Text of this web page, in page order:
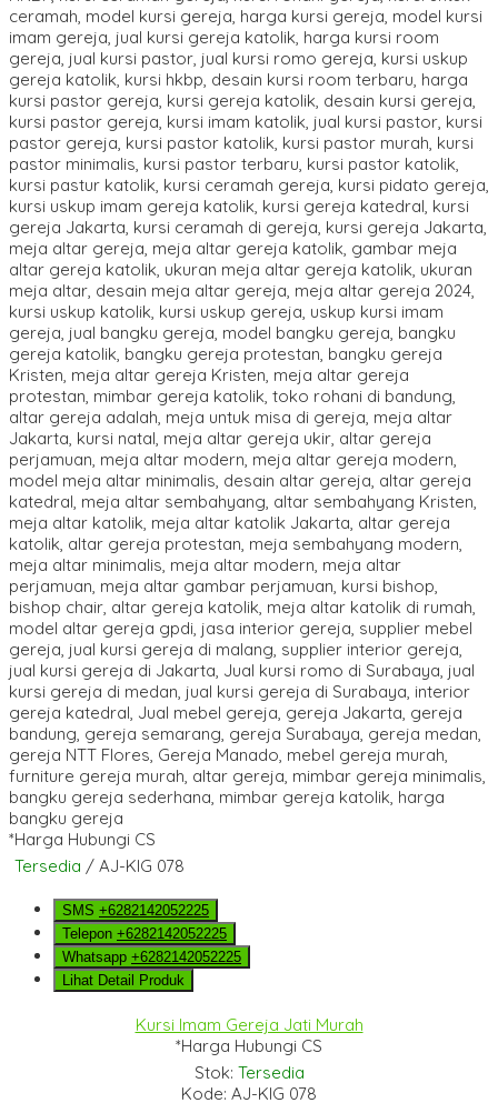
*Harga Hubungi CS
Tersedia / AJ-KIG 078
SMS +6282142052225
Telepon +6282142052225
Whatsapp +6282142052225
Lihat Detail Produk
Kursi Imam Gereja Jati Murah
*Harga Hubungi CS
Stok: Tersedia
Kode: AJ-KIG 078